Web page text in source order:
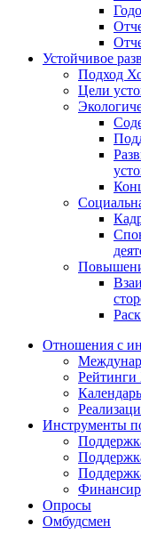
Устойчивое
Подход
Цели
Отношения с
Рейтинги
Инструменты
Опросы
Омбудсмен